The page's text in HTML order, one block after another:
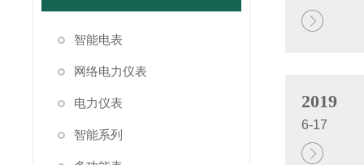
智能电表
网络电力仪表
电力仪表
智能系列
2019
6-17